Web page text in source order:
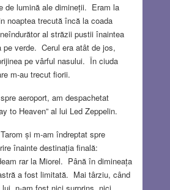
de lumină ale dimineții. Eram la
noaptea trecută încă la coada
al străzii pustii înaintea
verde. Cerul era atât de jos,
pe vârful nasului. În ciuda
m-au trecut fiorii.
aeroport, am despachetat
to Heaven” al lui Led Zeppelin.
și m-am îndreptat spre
înainte destinația finală:
rar la Miorel. Până în dimineața
a fost limitată. Mai târziu, când